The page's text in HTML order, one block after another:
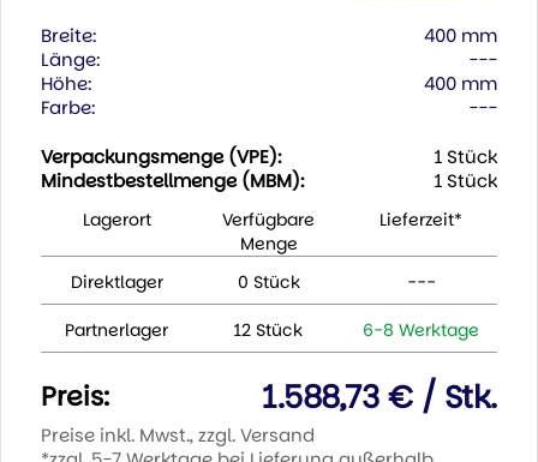
Breite:
400 mm
Länge:
---
Höhe:
400 mm
Farbe:
---
Verpackungsmenge (VPE):
1 Stück
Mindestbestellmenge (MBM):
1 Stück
Lagerort
Verfügbare
Menge
Lieferzeit*
Direktlager 0 Stück ---
Partnerlager 12 Stück 6-8 Werktage
Preis: 1.588,73 € / Stk.
Preise inkl. Mwst., zzgl. Versand